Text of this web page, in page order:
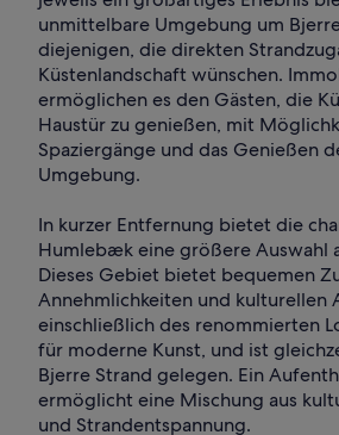
unmittelbare Umgebung um
diejenigen, die direkten
Küstenlandschaft wünschen.
ermöglichen es den Gästen, die
Haustür zu genießen, mit
Spaziergänge und das Genießen
Umgebung.
In kurzer Entfernung bietet die
Humlebæk eine größere Auswahl
Dieses Gebiet bietet bequemen
Annehmlichkeiten und kulturellen
einschließlich des renommierten
für moderne Kunst, und ist
Bjerre Strand gelegen. Ein
ermöglicht eine Mischung aus
und Strandentspannung.